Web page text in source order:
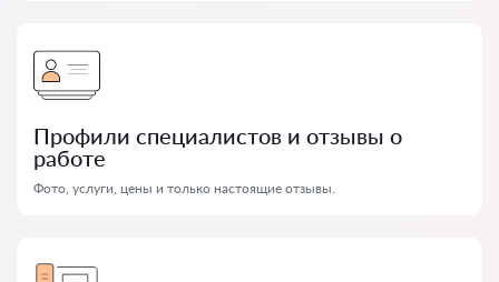
Профили специалистов и отзывы о
работе
Фото, услуги, цены и только настоящие отзывы.